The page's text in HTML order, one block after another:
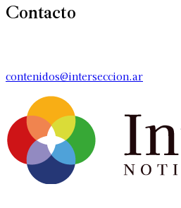
Contacto
contenidos@interseccion.ar